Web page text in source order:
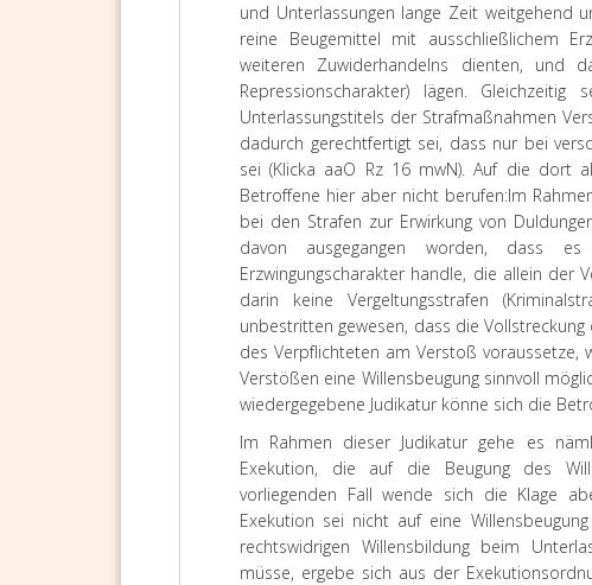
und Unterlassungen lange Zeit weitgehend
reine Beugemittel mit ausschließlichem
weiteren Zuwiderhandelns dienten, und
Repressionscharakter) lägen.
Unterlassungstitels der Strafmaßnahmen
dadurch gerechtfertigt sei, dass nur bei
sei (Klicka aaO Rz 16 mwN). Auf die dort
Betroffene hier aber nicht berufen:Im
bei den Strafen zur Erwirkung von
davon ausgegangen worden, dass
Erzwingungscharakter handle, die allein der
darin keine Vergeltungsstrafen
unbestritten gewesen, dass die
des Verpflichteten am Verstoß voraussetze,
Verstößen eine Willensbeugung sinnvoll
wiedergegebene Judikatur könne sich die
Im Rahmen dieser Judikatur gehe es
Exekution, die auf die Beugung des
vorliegenden Fall wende sich die Klage
Exekution sei nicht auf eine
rechtswidrigen Willensbildung beim
müsse, ergebe sich aus der